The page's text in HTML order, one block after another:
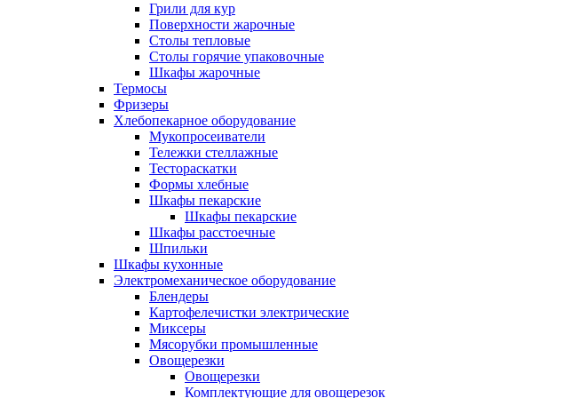
Грили для кур
Поверхности жарочные
Столы тепловые
Столы горячие упаковочные
Шкафы жарочные
Термосы
Фризеры
Хлебопекарное оборудование
Мукопросеиватели
Тележки стеллажные
Тестораскатки
Формы хлебные
Шкафы пекарские
Шкафы пекарские
Шкафы расстоечные
Шпильки
Шкафы кухонные
Электромеханическое оборудование
Блендеры
Картофелечистки электрические
Миксеры
Мясорубки промышленные
Овощерезки
Овощерезки
Комплектующие для овощерезок